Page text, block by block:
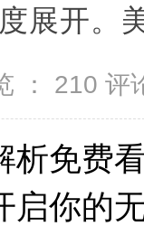
展开。
： 210 评
析免费
启你的